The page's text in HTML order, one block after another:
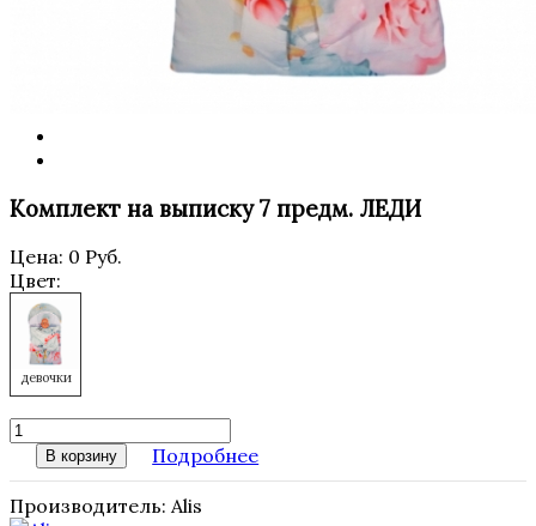
Комплект на выписку 7 предм. ЛЕДИ
Цена: 0 Руб.
Цвет:
девочки
В корзину Подробнее
Производитель: Alis